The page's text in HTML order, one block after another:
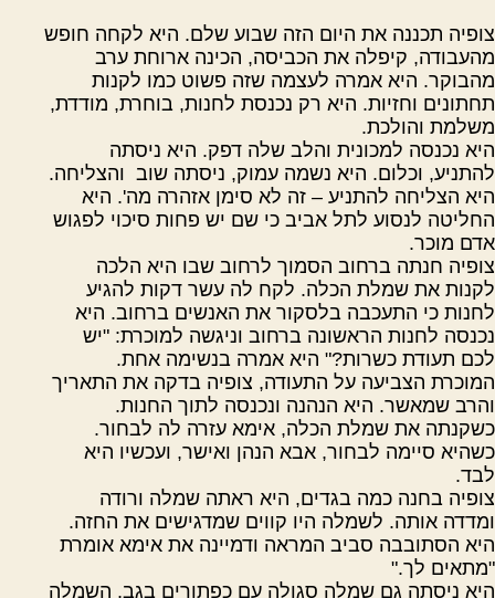
צופיה תכננה את היום הזה שבוע שלם. היא לקחה חופש
מהעבודה, קיפלה את הכביסה, הכינה ארוחת ערב
מהבוקר. היא אמרה לעצמה שזה פשוט כמו לקנות
תחתונים וחזיות. היא רק נכנסת לחנות, בוחרת, מודדת,
משלמת והולכת.
היא נכנסה למכונית והלב שלה דפק. היא ניסתה
להתניע, וכלום. היא נשמה עמוק, ניסתה שוב והצליחה.
היא הצליחה להתניע – זה לא סימן אזהרה מה'. היא
החליטה לנסוע לתל אביב כי שם יש פחות סיכוי לפגוש
אדם מוכר.
צופיה חנתה ברחוב הסמוך לרחוב שבו היא הלכה
לקנות את שמלת הכלה. לקח לה עשר דקות להגיע
לחנות כי התעכבה בלסקור את האנשים ברחוב. היא
נכנסה לחנות הראשונה ברחוב וניגשה למוכרת: "יש
לכם תעודת כשרות?" היא אמרה בנשימה אחת.
המוכרת הצביעה על התעודה, צופיה בדקה את התאריך
והרב שמאשר. היא הנהנה ונכנסה לתוך החנות.
כשקנתה את שמלת הכלה, אימא עזרה לה לבחור.
כשהיא סיימה לבחור, אבא הנהן ואישר, ועכשיו היא
לבד.
צופיה בחנה כמה בגדים, היא ראתה שמלה ורודה
ומדדה אותה. לשמלה היו קווים שמדגישים את החזה.
היא הסתובבה סביב המראה ודמיינה את אימא אומרת
"מתאים לך."
היא ניסתה גם שמלה סגולה עם כפתורים בגב, השמלה